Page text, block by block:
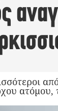
ατόμου,